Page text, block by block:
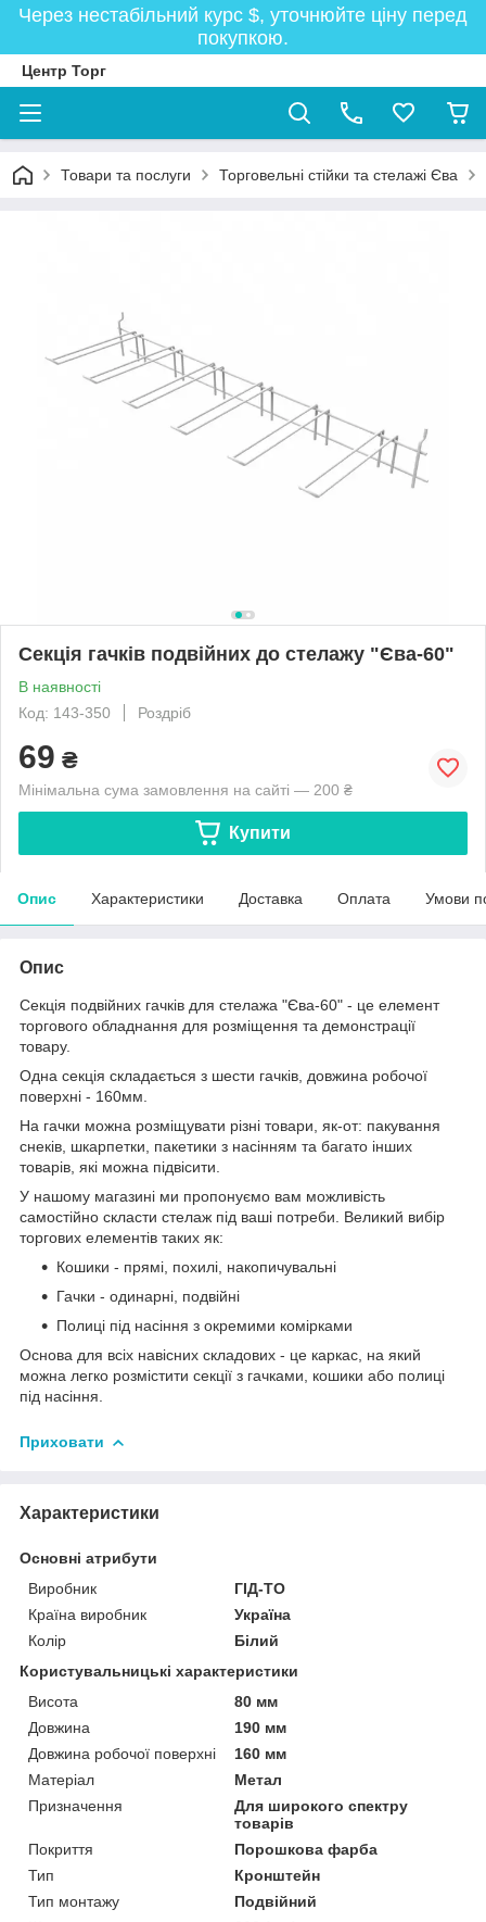
Через нестабільний курс $, уточнюйте ціну перед
покупкою.
Центр Торг
Товари та послуги Торговельні стійки та стелажі Єва
Секція гачків подвійних до стелажу "Єва-60"
В наявності
Код: 143-350
Роздріб
69 ₴
Мінімальна сума замовлення на сайті — 200 ₴
Купити
Опис Характеристики Доставка Оплата Умови
Опис
Секція подвійних гачків для стелажа "Єва-60" - це елемент
торгового обладнання для розміщення та демонстрації
товару.
Одна секція складається з шести гачків, довжина робочої
поверхні - 160мм.
На гачки можна розміщувати різні товари, як-от: пакування
снеків, шкарпетки, пакетики з насінням та багато інших
товарів, які можна підвісити.
У нашому магазині ми пропонуємо вам можливість
самостійно скласти стелаж під ваші потреби. Великий вибір
торгових елементів таких як:
Кошики - прямі, похилі, накопичувальні
Гачки - одинарні, подвійні
Полиці під насіння з окремими комірками
Основа для всіх навісних складових - це каркас, на який
можна легко розмістити секції з гачками, кошики або полиці
під насіння.
Приховати
Характеристики
Основні атрибути
Виробник
ГІД-ТО
Країна виробник
Україна
Колір
Білий
Користувальницькі характеристики
Висота
80 мм
Довжина
190 мм
Довжина робочої поверхні
160 мм
Матеріал
Метал
Призначення
Для широкого спектру
товарів
Покриття
Порошкова фарба
Тип
Кронштейн
Тип монтажу
Подвійний